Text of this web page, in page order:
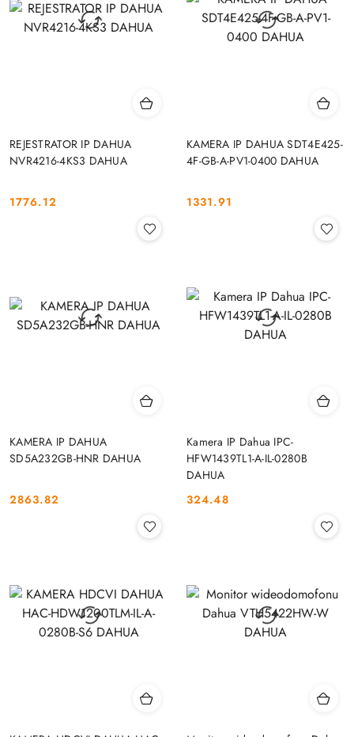
REJESTRATOR IP DAHUA
NVR4216-4KS3 DAHUA
Cena:
1776.12
KAMERA IP DAHUA SDT4E425-
4F-GB-A-PV1-0400 DAHUA
Cena:
1331.91
KAMERA IP DAHUA
SD5A232GB-HNR DAHUA
Cena:
2863.82
Kamera IP Dahua IPC-
HFW1439TL1-A-IL-0280B
DAHUA
Cena:
324.48